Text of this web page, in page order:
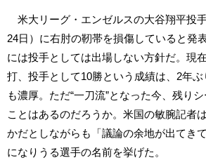
米大リーグ・エンゼルスの大谷翔平投
24日）に右肘の靭帯を損傷していると発
には投手としては出場しない方針だ。現
打、投手として10勝という成績は、2年
も濃厚。ただ“一刀流”となった今、残り
ことはあるのだろうか。米国の敏腕記者
かだとしながらも「議論の余地が出てき
になりうる選手の名前を挙げた。